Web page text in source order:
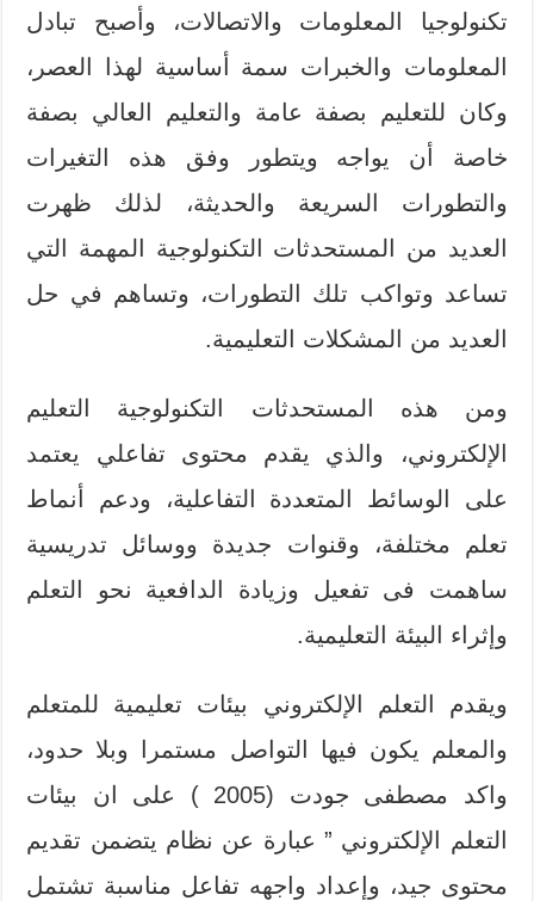
تكنولوجيا المعلومات والاتصالات، وأصبح تبادل
المعلومات والخبرات سمة أساسية لهذا العصر،
وكان للتعليم بصفة عامة والتعليم العالي بصفة
خاصة أن يواجه ويتطور وفق هذه التغيرات
والتطورات السريعة والحديثة، لذلك ظهرت
العديد من المستحدثات التكنولوجية المهمة التي
تساعد وتواكب تلك التطورات، وتساهم في حل
العديد من المشكلات التعليمية.
ومن هذه المستحدثات التكنولوجية التعليم
الإلكتروني، والذي يقدم محتوى تفاعلي يعتمد
على الوسائط المتعددة التفاعلية، ودعم أنماط
تعلم مختلفة، وقنوات جديدة ووسائل تدريسية
ساهمت فى تفعيل وزيادة الدافعية نحو التعلم
وإثراء البيئة التعليمية.
ويقدم التعلم الإلكتروني بيئات تعليمية للمتعلم
والمعلم يكون فيها التواصل مستمرا وبلا حدود،
واكد مصطفى جودت (2005 ) على ان بيئات
التعلم الإلكتروني ” عبارة عن نظام يتضمن تقديم
محتوى جيد، وإعداد واجهه تفاعل مناسبة تشتمل